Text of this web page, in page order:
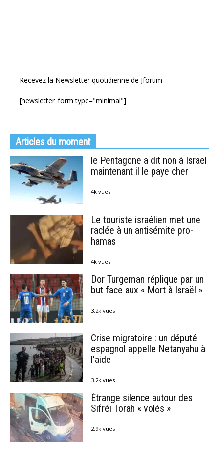
Recevez la Newsletter quotidienne de Jforum
[newsletter_form type="minimal"]
Articles du moment
le Pentagone a dit non à Israël
maintenant il le paye cher
4k vues
Le touriste israélien met une
raclée à un antisémite pro-
hamas
4k vues
Dor Turgeman réplique par un
but face aux « Mort à Israël »
3.2k vues
Crise migratoire : un député
espagnol appelle Netanyahu à
l’aide
3.2k vues
Étrange silence autour des
Sifréi Torah « volés »
2.9k vues